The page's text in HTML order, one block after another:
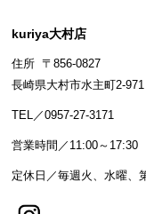
kuriya大村店
住所 〒856-0827
長崎県大村市水主町2-971
TEL／0957-27-3171
営業時間／11:00～17:30
定休日／毎週火、水曜、